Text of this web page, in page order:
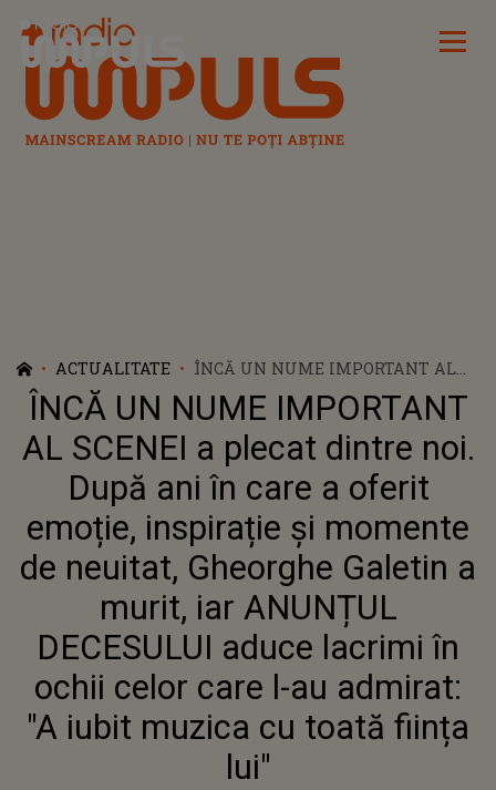
Radio Impuls
ACTUALITATE
ÎNCĂ UN NUME IMPORTANT AL
SCENEI A PLECAT DINTRE NOI.
DUPĂ ANI ÎN CARE A OFERIT
EMOȚIE, INSPIRAȚIE ȘI MOMENTE
DE NEUITAT, GHEORGHE GALETIN
A MURIT, IAR ANUNȚUL
OCHII CELOR CARE L-AU ADMIRAT:
"A IUBIT MUZICA CU TOATĂ
FIINȚA LUI"
ÎNCĂ UN NUME IMPORTANT
AL SCENEI a plecat dintre noi.
După ani în care a oferit
emoție, inspirație și momente
de neuitat, Gheorghe Galetin a
murit, iar ANUNȚUL
DECESULUI aduce lacrimi în
ochii celor care l-au admirat:
"A iubit muzica cu toată ființa
lui"